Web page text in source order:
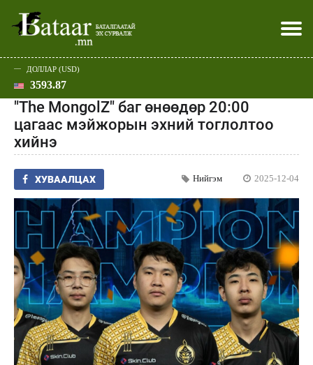
Эхлэл
Улс төр
Нийгэм
Эдийн засаг
Дэлхий
Спорт
Шар
Батаар юу хэлэв
Хэвлэл мэдээллээр
ДОЛЛАР (USD)
3593.87
"The MongolZ" баг өнөөдөр 20:00
цагаас мэйжорын эхний тоглолтоо
хийнэ
ХУВААЛЦАХ Нийгэм 2025-12-04